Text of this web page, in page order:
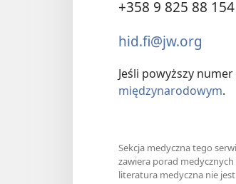
+358 9 825 88 154
hid.fi@jw.org
Jeśli powyższy
międzynarodowym.
Sekcja medyczna tego
zawiera porad
literatura medyczna nie